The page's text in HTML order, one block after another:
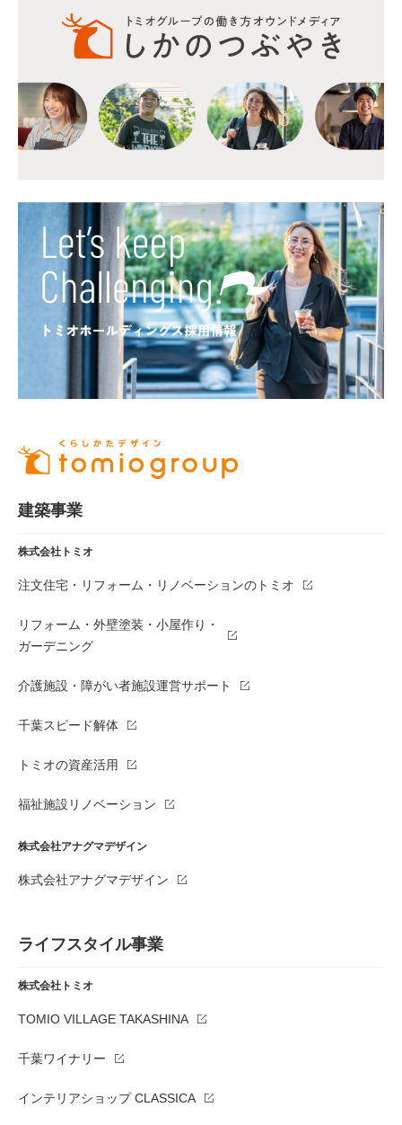
建築事業
株式会社トミオ
注文住宅・リフォーム・リノベーションのトミオ
リフォーム・外壁塗装・小屋作り・
ガーデニング
介護施設・障がい者施設運営サポート
千葉スピード解体
トミオの資産活用
福祉施設リノベーション
株式会社アナグマデザイン
株式会社アナグマデザイン
ライフスタイル事業
株式会社トミオ
TOMIO VILLAGE TAKASHINA
千葉ワイナリー
インテリアショップ CLASSICA